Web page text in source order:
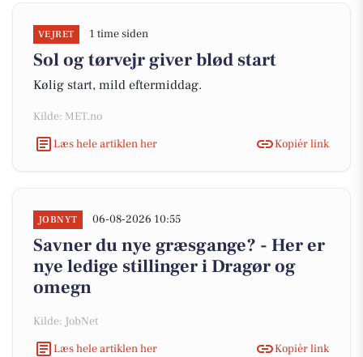
VEJRET 1 time siden
Sol og tørvejr giver blød start
Kølig start, mild eftermiddag.
Kilde: MET.no
Læs hele artiklen her
Kopiér link
JOBNYT 06-08-2026 10:55
Savner du nye græsgange? - Her er
nye ledige stillinger i Dragør og
omegn
Kilde: JobNet
Læs hele artiklen her
Kopiér link